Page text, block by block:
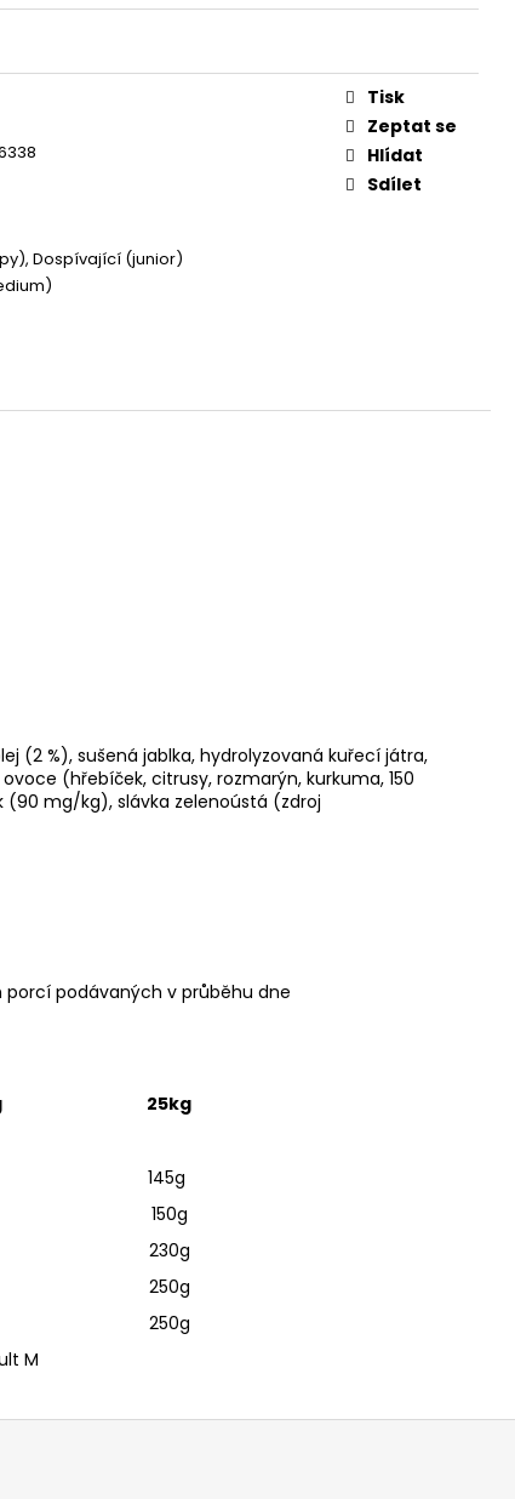
Dospívající (junior)
Tisk
Zeptat se
Hlídat
Sdílet
(2 %), sušená jablka, hydrolyzovaná kuřecí játra,
(hřebíček, citrusy, rozmarýn, kurkuma, 150
mg/kg), slávka zelenoústá (zdroj
podávaných v průběhu dne
25kg
145g
150g
230g
250g
250g
M
TUNA TREAT